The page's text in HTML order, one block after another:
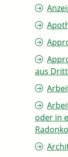
aus
oder in